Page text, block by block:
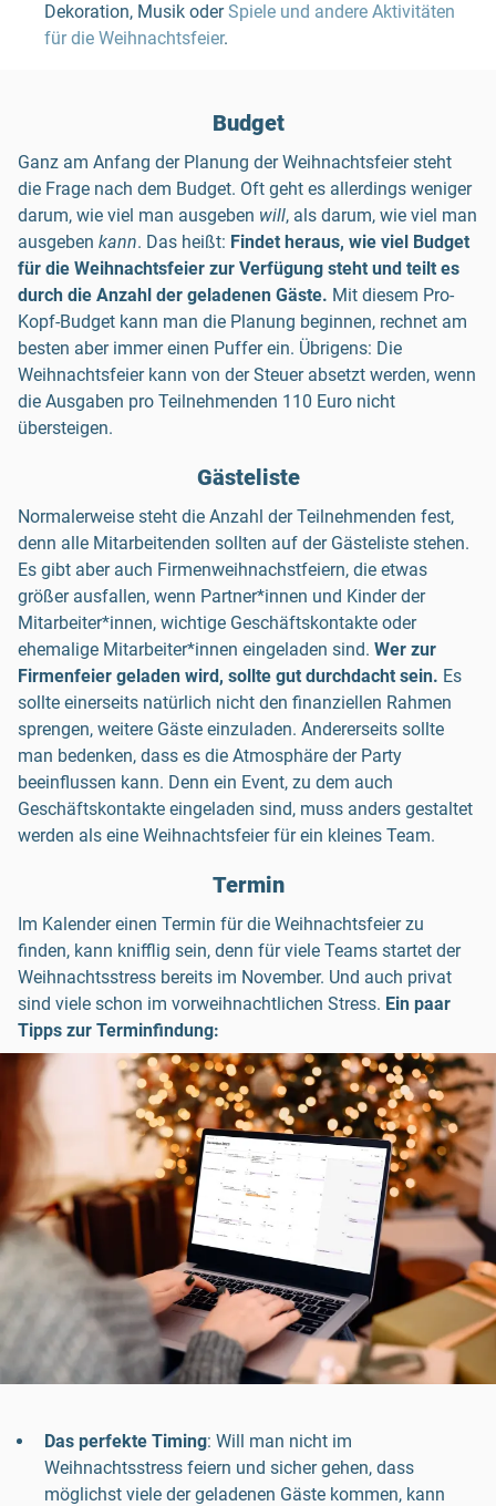
Dekoration, Musik oderSpiele und andere Aktivitäten
für die Weihnachtsfeier.
Budget
Ganz am Anfang der Planung der Weihnachtsfeier steht
die Frage nach dem Budget. Oft geht es allerdings weniger
darum, wie viel man ausgeben will, als darum, wie viel man
ausgeben kann. Das heißt: Findet heraus, wie viel Budget
für die Weihnachtsfeier zur Verfügung steht und teilt es
durch die Anzahl der geladenen Gäste. Mit diesem Pro-
Kopf-Budget kann man die Planung beginnen, rechnet am
besten aber immer einen Puffer ein. Übrigens: Die
Weihnachtsfeier kann von der Steuer absetzt werden, wenn
die Ausgaben pro Teilnehmenden 110 Euro nicht
übersteigen.
Gästeliste
Normalerweise steht die Anzahl der Teilnehmenden fest,
denn alle Mitarbeitenden sollten auf der Gästeliste stehen.
Es gibt aber auch Firmenweihnachstfeiern, die etwas
größer ausfallen, wenn Partner*innen und Kinder der
Mitarbeiter*innen, wichtige Geschäftskontakte oder
ehemalige Mitarbeiter*innen eingeladen sind. Wer zur
Firmenfeier geladen wird, sollte gut durchdacht sein. Es
sollte einerseits natürlich nicht den finanziellen Rahmen
sprengen, weitere Gäste einzuladen. Andererseits sollte
man bedenken, dass es die Atmosphäre der Party
beeinflussen kann. Denn ein Event, zu dem auch
Geschäftskontakte eingeladen sind, muss anders gestaltet
werden als eine Weihnachtsfeier für ein kleines Team.
Termin
Im Kalender einen Termin für die Weihnachtsfeier zu
finden, kann knifflig sein, denn für viele Teams startet der
Weihnachtsstress bereits im November. Und auch privat
sind viele schon im vorweihnachtlichen Stress. Ein paar
Tipps zur Terminfindung:
Das perfekte Timing: Will man nicht im
Weihnachtsstress feiern und sicher gehen, dass
möglichst viele der geladenen Gäste kommen, kann